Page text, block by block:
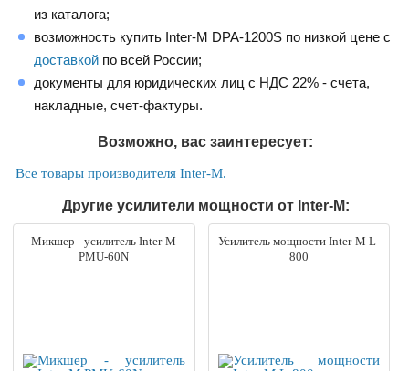
из каталога;
возможность купить Inter-M DPA-1200S по низкой цене с
доставкой по всей России;
документы для юридических лиц с НДС 22% - счета,
накладные, счет-фактуры.
Возможно, вас заинтересует:
Все товары производителя Inter-M.
Другие усилители мощности от Inter-M:
Микшер - усилитель Inter-M
PMU-60N
Усилитель мощности Inter-M L-
800